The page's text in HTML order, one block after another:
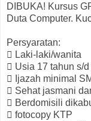
DIBUKA! Kursus
Duta Computer.
Persyaratan:
 Laki-laki/wanita
 Usia 17 tahun s/d
 Ijazah minimal
 Sehat jasmani
 Berdomisili
 fotocopy KTP